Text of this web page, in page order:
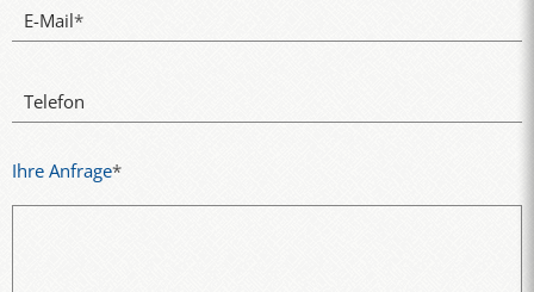
E-Mail*
Telefon
Ihre Anfrage*